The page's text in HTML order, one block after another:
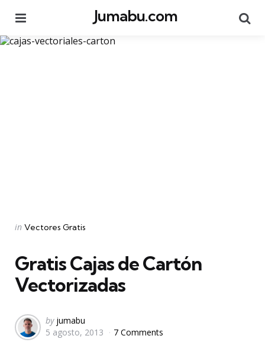
Jumabu.com
Categories
Posted
in Vectores Gratis
Gratis Cajas de Cartón
Vectorizadas
Posted
by
by jumabu
5 agosto, 2013
7 Comments